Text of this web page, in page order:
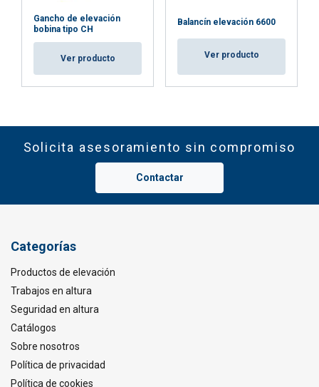
Gancho de elevación
bobina tipo CH
Ver producto
Balancín elevación 6600
Ver producto
Solicita asesoramiento sin compromiso
Contactar
Categorías
Productos de elevación
Trabajos en altura
Seguridad en altura
Catálogos
Sobre nosotros
Política de privacidad
Política de cookies